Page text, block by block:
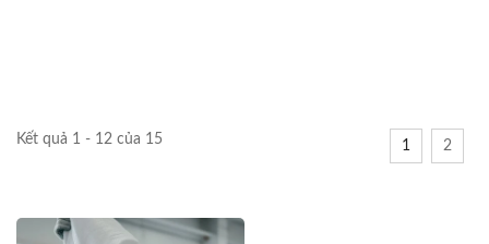
Kết quả 1 - 12 của 15 1 2